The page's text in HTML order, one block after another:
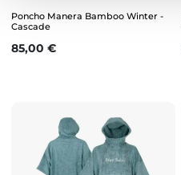
Poncho Manera Bamboo Winter -
Cascade
Prix
85,00 €